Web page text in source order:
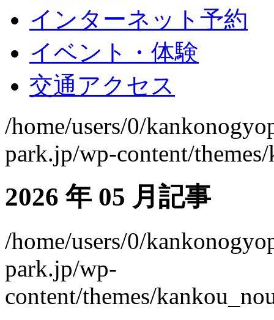
インターネット予約
イベント・体験
交通アクセス
/home/users/0/
park.jp/wp-content/
2026 年 05 月記事
/home/users/0/
park.jp/wp-
content/themes/